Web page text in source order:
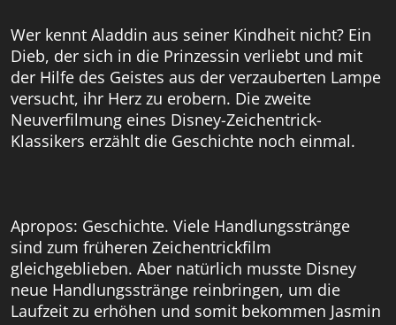
Wer kennt Aladdin aus seiner Kindheit nicht? Ein
Dieb, der sich in die Prinzessin verliebt und mit
der Hilfe des Geistes aus der verzauberten Lampe
versucht, ihr Herz zu erobern. Die zweite
Neuverfilmung eines Disney-Zeichentrick-
Klassikers erzählt die Geschichte noch einmal.
Apropos: Geschichte. Viele Handlungsstränge
sind zum früheren Zeichentrickfilm
gleichgeblieben. Aber natürlich musste Disney
neue Handlungsstränge reinbringen, um die
Laufzeit zu erhöhen und somit bekommen Jasmin